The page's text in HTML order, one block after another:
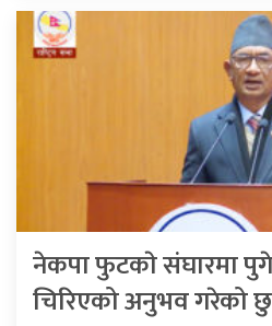
नेकपा फुटकाे संघारमा
चिरिएको अनुभव गरेको छु